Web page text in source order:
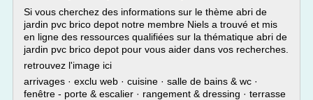
Si vous cherchez des informations sur le thème abri de
jardin pvc brico depot notre membre Niels a trouvé et mis
en ligne des ressources qualifiées sur la thématique abri de
jardin pvc brico depot pour vous aider dans vos recherches.
retrouvez l'image ici
arrivages · exclu web · cuisine · salle de bains & wc ·
fenêtre - porte & escalier · rangement & dressing · terrasse